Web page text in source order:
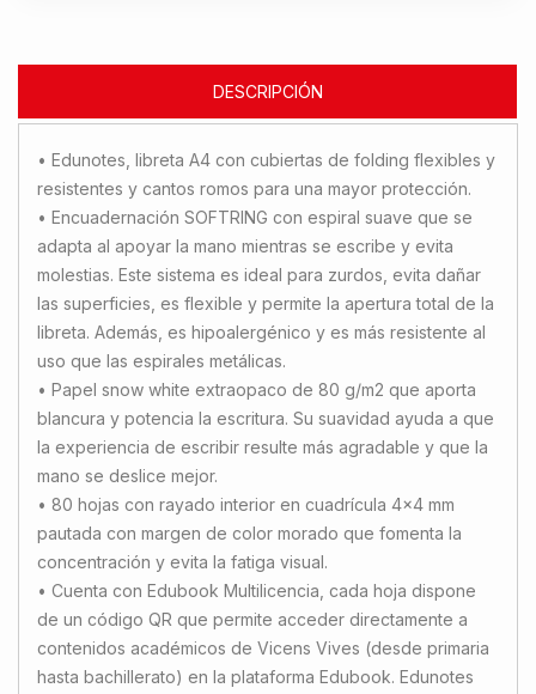
DESCRIPCIÓN
• Edunotes, libreta A4 con cubiertas de folding flexibles y
resistentes y cantos romos para una mayor protección.
• Encuadernación SOFTRING con espiral suave que se
adapta al apoyar la mano mientras se escribe y evita
molestias. Este sistema es ideal para zurdos, evita dañar
las superficies, es flexible y permite la apertura total de la
libreta. Además, es hipoalergénico y es más resistente al
uso que las espirales metálicas.
• Papel snow white extraopaco de 80 g/m2 que aporta
blancura y potencia la escritura. Su suavidad ayuda a que
la experiencia de escribir resulte más agradable y que la
mano se deslice mejor.
• 80 hojas con rayado interior en cuadrícula 4x4 mm
pautada con margen de color morado que fomenta la
concentración y evita la fatiga visual.
• Cuenta con Edubook Multilicencia, cada hoja dispone
de un código QR que permite acceder directamente a
contenidos académicos de Vicens Vives (desde primaria
hasta bachillerato) en la plataforma Edubook. Edunotes